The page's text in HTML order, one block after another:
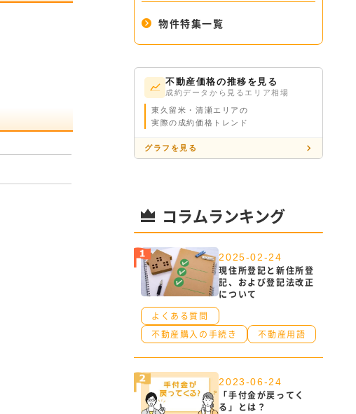
物件特集一覧
不動産価格の推移を見る
成約データから見るエリア相場
東久留米・清瀬エリアの
実際の成約価格トレンド
グラフを見る
コラムランキング
2025-02-24
現住所登記と新住所登
記、および登記法改正
について
よくある質問
不動産購入の手続き
不動産用語
2023-06-24
「手付金が戻ってく
る」とは？